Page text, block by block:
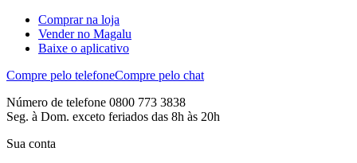
Comprar na loja
Vender no Magalu
Baixe o aplicativo
Compre pelo telefoneCompre pelo chat
Número de telefone 0800 773 3838
Seg. à Dom. exceto feriados das 8h às 20h
Sua conta